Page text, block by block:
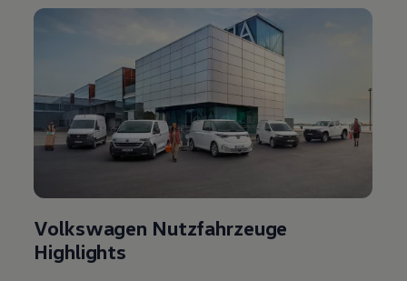
Volkswagen Nutzfahrzeuge
Highlights